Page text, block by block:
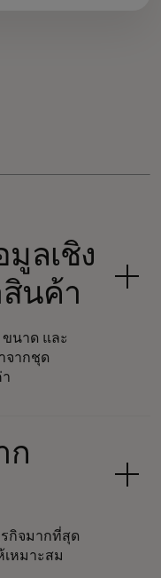
ลเชิง
สินค้า
ขนาด และ
จากชุด
ก
กิจมากที่สุด
หมาะสม